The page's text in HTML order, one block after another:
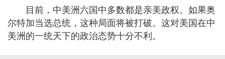
目前，中美洲六国中多数都是亲美政权。如果奥
尔特加当选总统，这种局面将被打破。这对美国在中
美洲的一统天下的政治态势十分不利。